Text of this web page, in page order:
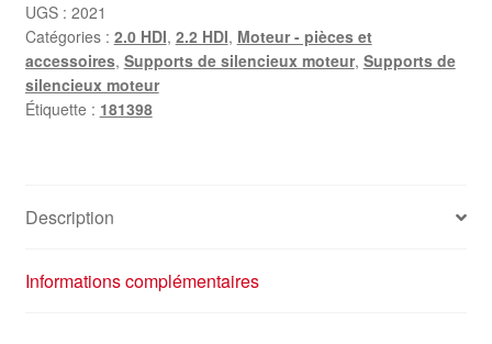
UGS : 2021
Catégories : 2.0 HDI, 2.2 HDI, Moteur - pièces et
accessoires, Supports de silencieux moteur, Supports de
silencieux moteur
Étiquette : 181398
Description
Informations complémentaires